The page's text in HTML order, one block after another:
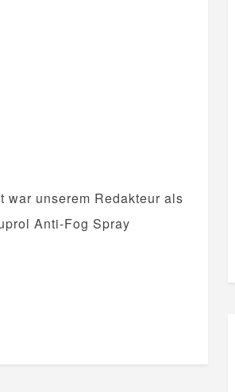
war unserem Redakteur als
Anti-Fog Spray